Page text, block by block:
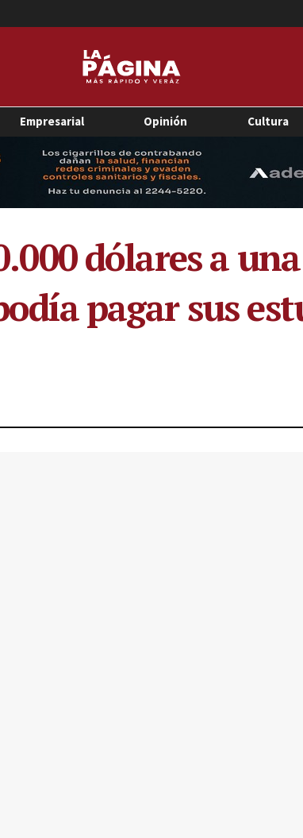
Empresarial Opinión Cultura
dólares a
pagar sus